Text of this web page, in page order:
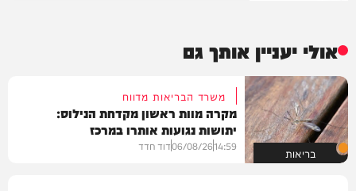
אולי יעניין אותך גם
בריאות
משרד הבריאות מדווח
מקרה מוות ראשון מקדחת הנילוס:
יתושות נגועות אותרו במרכז
14:59
06/08/26דוד חדד